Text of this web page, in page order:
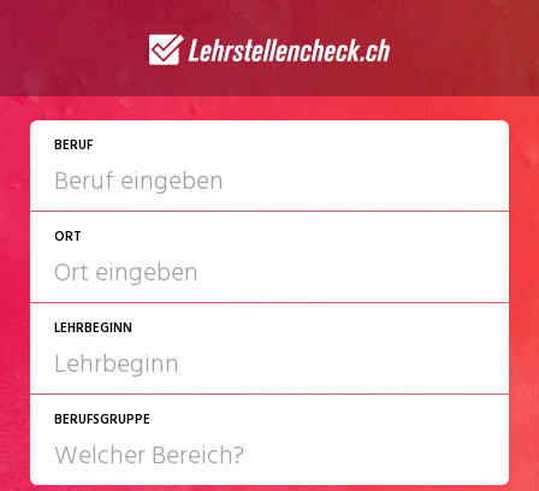
BERUF
ORT
LEHRBEGINN
2027
BERUFSGRUPPE